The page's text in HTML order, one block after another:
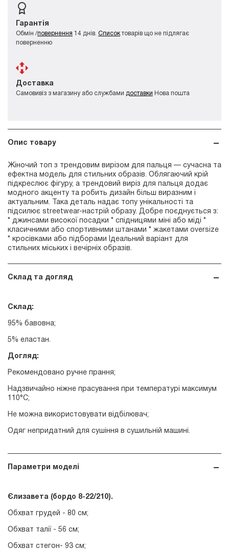
Гарантія
Обмін /повернення 14 днів. Списоктоварів що не підлягає
поверненню
Доставка
Самовивіз з магазину або службами доставки Нова пошта
Опис товару
Жіночий топ з трендовим вирізом для пальця — сучасна та
ефектна модель для стильних образів. Облягаючий крій
підкреслює фігуру, а трендовий виріз для пальця додає
модного акценту та робить дизайн більш виразним і
актуальним. Така деталь надає топу унікальності та
підсилює streetwear-настрій образу. Добре поєднується з:
* джинсами високої посадки * спідницями міні або міді *
класичними або спортивними штанами * жакетами oversize
* кросівками або підборами Ідеальний варіант для
стильних міських і вечірніх образів.
Склад та догляд
Склад:
95% бавовна;
5% еластан.
Догляд:
Рекомендовано ручне прання;
Надзвичайно ніжне прасування при температурі максимум
110°С;
Не можна використовувати відбілювач;
Одяг непридатний для сушіння в сушильній машині.
Параметри моделі
Єлизавета (бордо 8-22/210).
Обхват грудей - 80 см;
Обхват талії - 56 см;
Обхват стегон- 93 см;